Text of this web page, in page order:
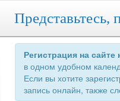
Представьтесь,
Регистрация на
в одном удобном
Если вы хотите
запись онлайн, также